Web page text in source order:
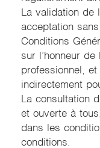
La validation de
acceptation
Conditions
sur l’honneur
professionnel,
indirectement
La consultation
et ouverte à
dans les
conditions.